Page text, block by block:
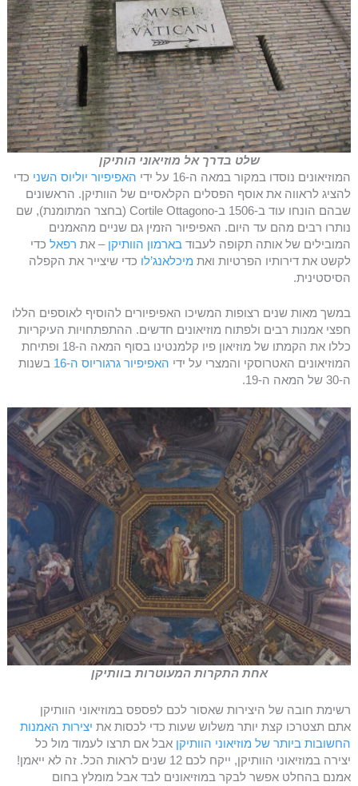
שלט בדרך אל מוזיאוני הותיקן
המוזיאונים נוסדו במקור במאה ה-16 על ידי
האפיפיור יוליוס השני כדי
להציג לראווה את אוסף הפסלים הקלאסיים של הוותיקן. הראשונים
שבהם הונחו עוד ב-1506 ב-Cortile Ottagono (בחצר המתומנת), שם
נותרו רבים מהם עד היום. האפיפיור הזמין גם שניים מהאמנים
המובילים של אותה תקופה לעבוד בארמון הוותיקן – את רפאלכדי
לקשט את דירותיו הפרטיות ואת מיכלאנג’לו כדי שיצייר את הקפלה
הסיסטינית.
במשך מאות שנים רצופות המשיכו האפיפיורים להוסיף לאוספים הללו
חפצי אמנות רבים ולפתוח מוזיאונים חדשים. ההתפתחויות העיקריות
כללו את הקמתו של מוזיאון פיו קלמנטינו בסוף המאה ה-18 ופתיחת
המוזיאונים האטרוסקי והמצרי על ידי האפיפיור גרגוריוס ה-16
בשנות
ה-30 של המאה ה-19.
אחת התקרות המעוטרות בוותיקן
רשימת חובה של היצירות שאסור לכם לפספס במוזיאוני הוותיקן
אתם תצטרכו קצת יותר משלוש שעות כדי לכסות את יצירות האמנות
החשובות ביותר של מוזיאוני הוותיקן אבל אם תרצו לעמוד מול כל
יצירה במוזיאוני הוותיקן, ייקח לכם 12 שנים לראות הכל. זה לא ייאמן!
אמנם בהחלט אפשר לבקר במוזיאונים לבד אבל מומלץ בחום